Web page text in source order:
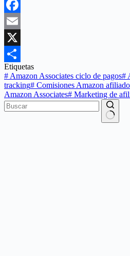
Facebook
Email
X
Compartir
Etiquetas
# Amazon Associates ciclo de pagos#
tracking# Comisiones Amazon
Amazon Associates# Marketing de